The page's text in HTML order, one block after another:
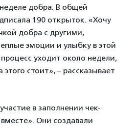
добра. В общей
190 открыток. «Хочу
добра с другими,
эмоции и улыбку в этой
уходит около недели,
стоит», – рассказывает
в заполнении чек-
Они создавали